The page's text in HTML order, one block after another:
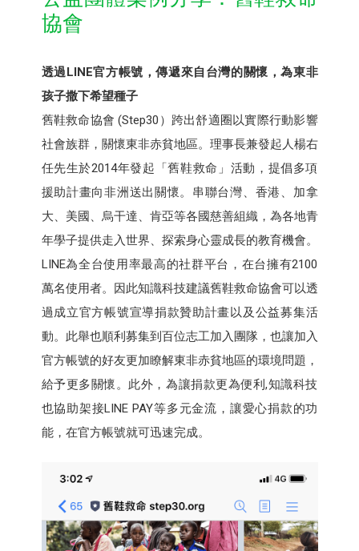
協會
透過LINE官方帳號，傳遞來自台灣的關懷，為東非
孩子撒下希望種子
舊鞋救命協會 (Step30）跨出舒適圈以實際行動影響
社會族群，關懷東非赤貧地區。理事長兼發起人楊右
任先生於2014年發起「舊鞋救命」活動，提倡多項
援助計畫向非洲送出關懷。串聯台灣、香港、加拿
大、美國、烏干達、肯亞等各國慈善組織，為各地青
年學子提供走入世界、探索身心靈成長的教育機會。
LINE為全台使用率最高的社群平台，在台擁有2100
萬名使用者。因此知識科技建議舊鞋救命協會可以透
過成立官方帳號宣導捐款贊助計畫以及公益募集活
動。此舉也順利募集到百位志工加入團隊，也讓加入
官方帳號的好友更加瞭解東非赤貧地區的環境問題，
給予更多關懷。此外，為讓捐款更為便利,知識科技
也協助架接LINE PAY等多元金流，讓愛心捐款的功
能，在官方帳號就可迅速完成。